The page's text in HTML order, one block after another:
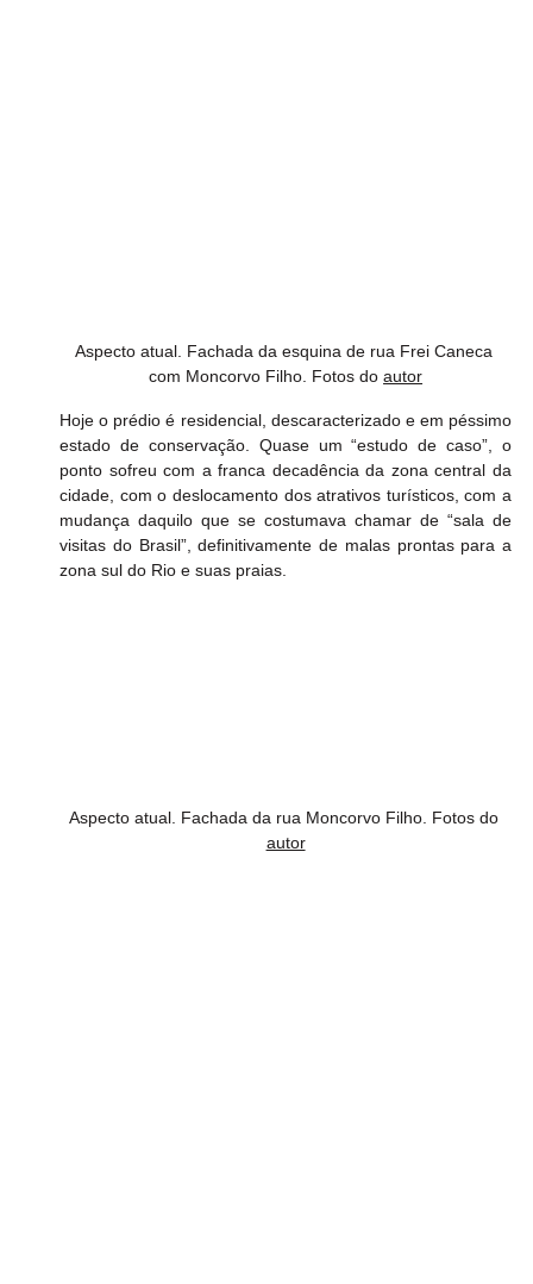
Aspecto atual. Fachada da esquina de rua Frei Caneca
com Moncorvo Filho. Fotos do autor
Hoje o prédio é residencial, descaracterizado e em péssimo
estado de conservação. Quase um “estudo de caso”, o
ponto sofreu com a franca decadência da zona central da
cidade, com o deslocamento dos atrativos turísticos, com a
mudança daquilo que se costumava chamar de “sala de
visitas do Brasil”, definitivamente de malas prontas para a
zona sul do Rio e suas praias.
Aspecto atual. Fachada da rua Moncorvo Filho. Fotos do
autor